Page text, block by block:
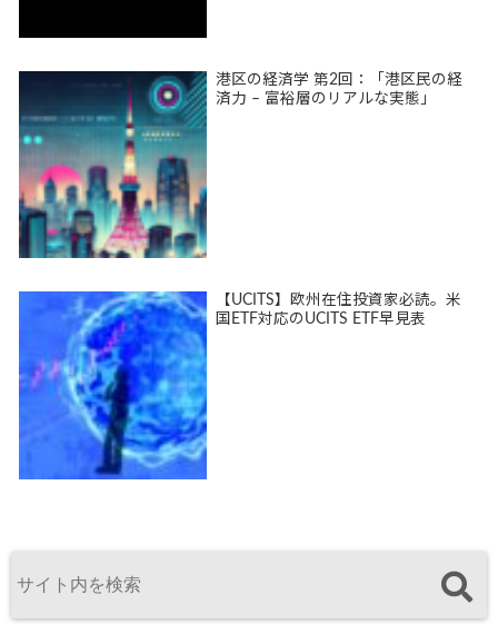
港区の経済学 第2回：「港区民の経
済力 – 富裕層のリアルな実態」
【UCITS】欧州在住投資家必読。米
国ETF対応のUCITS ETF早見表